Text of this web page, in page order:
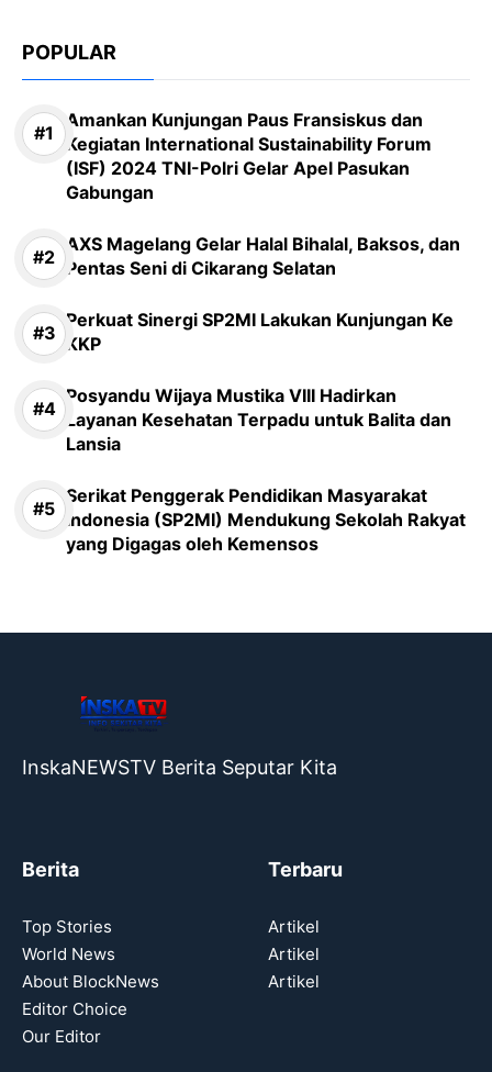
POPULAR
Amankan Kunjungan Paus Fransiskus dan
Kegiatan International Sustainability Forum
(ISF) 2024 TNI-Polri Gelar Apel Pasukan
Gabungan
AXS Magelang Gelar Halal Bihalal, Baksos, dan
Pentas Seni di Cikarang Selatan
Perkuat Sinergi SP2MI Lakukan Kunjungan Ke
KKP
Posyandu Wijaya Mustika VIII Hadirkan
Layanan Kesehatan Terpadu untuk Balita dan
Lansia
Serikat Penggerak Pendidikan Masyarakat
Indonesia (SP2MI) Mendukung Sekolah Rakyat
yang Digagas oleh Kemensos
InskaNEWSTV Berita Seputar Kita
Berita
Top Stories
World News
About BlockNews
Editor Choice
Our Editor
Terbaru
Artikel
Artikel
Artikel